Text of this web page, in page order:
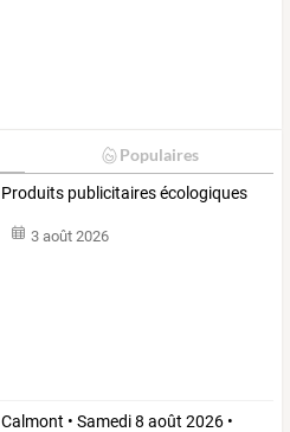
Populaires
Produits publicitaires écologiques
3 août 2026
Calmont • Samedi8 août 2026 •